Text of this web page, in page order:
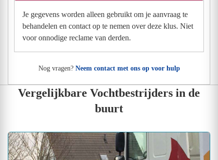
Je gegevens worden alleen gebruikt om je aanvraag te
behandelen en contact op te nemen over deze klus. Niet
voor onnodige reclame van derden.
Nog vragen? Neem contact met ons op voor hulp
Vergelijkbare Vochtbestrijders in de
buurt